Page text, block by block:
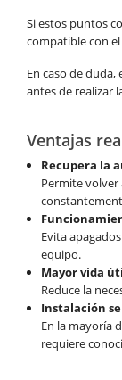
Si estos puntos
compatible con
En caso de
antes de realizar
Ventajas
Recupera la
Permite
Evita
equipo.
Mayor vida
Reduce la
Instalación
En la mayoría
requiere